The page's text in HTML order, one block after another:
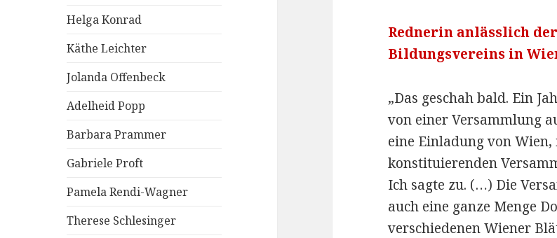
Helga Konrad
Käthe Leichter
Jolanda Offenbeck
Adelheid Popp
Barbara Prammer
Gabriele Proft
Pamela Rendi-Wagner
Therese Schlesinger
Rednerin anlässlich
Bildungsvereins in
„Das geschah bald. Ein
von einer Versammlung
eine Einladung von
konstituierenden
Ich sagte zu. (…) Die
auch eine ganze Menge
verschiedenen Wiener